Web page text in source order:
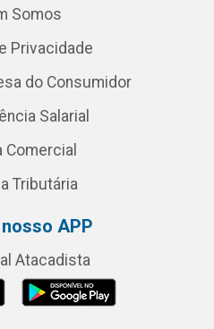
Somos
Privacidade
do Consumidor
Salarial
Comercial
Tributária
APP
Atacadista